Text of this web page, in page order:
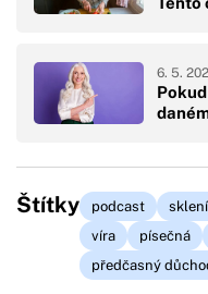
6. 5.
Štítky podcast
víra
písečná
předčasný